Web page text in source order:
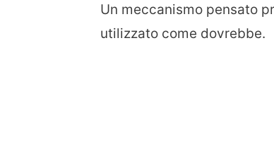
Un meccanismo pensato
utilizzato come dovrebbe.